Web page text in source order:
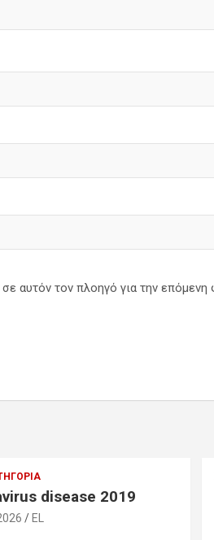
αυτόν τον πλοηγό για την
disease 2019
EL